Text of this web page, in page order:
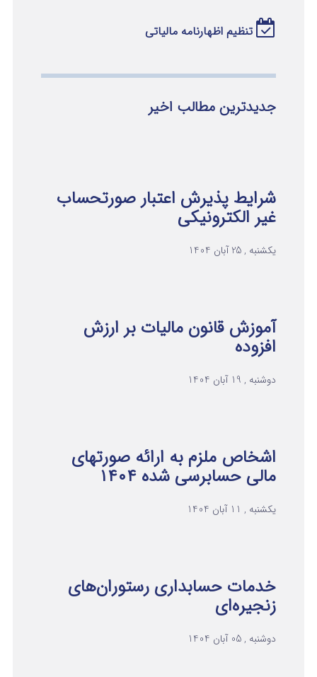
تنظیم اظهارنامه مالیاتی
جدیدترین مطالب اخیر
شرایط پذیرش اعتبار صورتحساب
غیر الکترونیکی
یکشنبه , 25 آبان 1404
آموزش قانون مالیات بر ارزش
افزوده
دوشنبه , 19 آبان 1404
اشخاص ملزم به ارائه صورتهای
مالی حسابرسی شده ۱۴۰۴
یکشنبه , 11 آبان 1404
خدمات حسابداری رستوران‌های
زنجیره‌ای
دوشنبه , 05 آبان 1404